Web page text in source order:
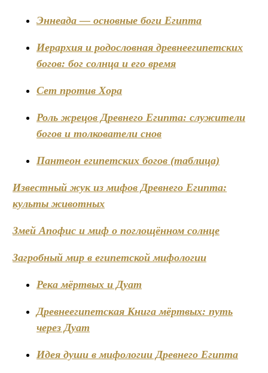
Эннеада — основные боги Египта
Иерархия и родословная древнеегипетских
богов: бог солнца и его время
Сет против Хора
Роль жрецов Древнего Египта: служители
богов и толкователи снов
Пантеон египетских богов (таблица)
Известный жук из мифов Древнего Египта:
культы животных
Змей Апофис и миф о поглощённом солнце
Загробный мир в египетской мифологии
Река мёртвых и Дуат
Древнеегипетская Книга мёртвых: путь
через Дуат
Идея души в мифологии Древнего Египта